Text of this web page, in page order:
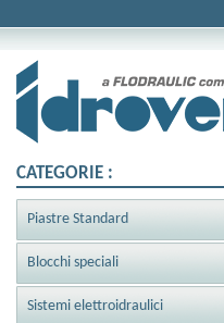
CATEGORIE :
Piastre Standard
Blocchi speciali
Sistemi elettroidraulici